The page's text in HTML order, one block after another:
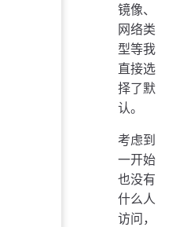
镜像、
网络类
型等我
直接选
择了默
认。
考虑到
一开始
也没有
什么人
访问，